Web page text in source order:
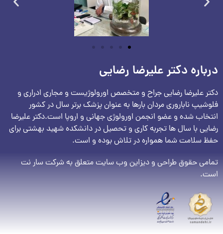
درباره دکتر علیرضا رضایی
دکتر علیرضا رضایی جراح و متخصص اورولوژیست و مجاری ادراری و
فلوشیپ ناباروری مردان بارها به عنوان پزشک برتر سال در کشور
انتخاب شده و عضو انجمن اورولوژی جهانی و اروپا است.دکتر علیرضا
رضایی با سال ها تجربه کاری و تحصیل در دانشکده شهید بهشتی برای
حفظ سلامت شما همواره در تلاش بوده و است.
تمامی حقوق طراحی و دیزاین وب سایت متعلق به شرکت سار نت
است.